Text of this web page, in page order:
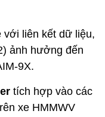
với liên kết dữ liệu,
ảnh hưởng đến
9X.
tích hợp vào các
xe HMMWV